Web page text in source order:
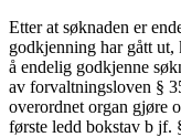
Etter at søknaden er
godkjenning har gått ut,
å endelig godkjenne
av forvaltningsloven §
overordnet organ gjøre
første ledd bokstav b jf.